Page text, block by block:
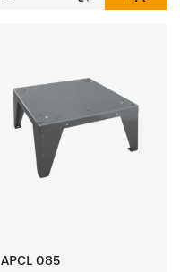
APCL 085